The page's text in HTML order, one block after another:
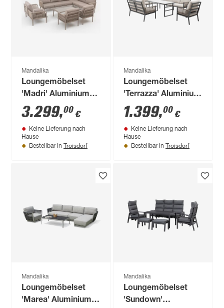
Mandalika
Loungemöbelset
'Madri' Aluminium
grau/beige 5-teilig
3.299,00 €
Keine Lieferung nach
Hause
Bestellbar in Troisdorf
Mandalika
Loungemöbelset
'Terrazza' Aluminium
beige 5-teilig
1.399,00 €
Keine Lieferung nach
Hause
Bestellbar in Troisdorf
Mandalika
Loungemöbelset
'Marea' Aluminium
Mandalika
Loungemöbelset
'Sundown'